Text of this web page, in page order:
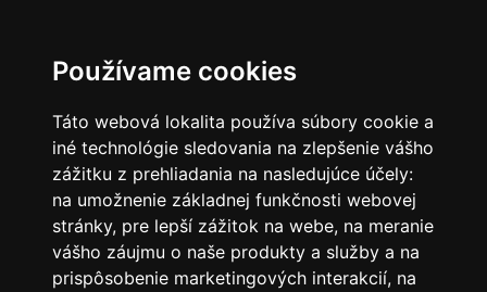
Používame cookies
Táto webová lokalita používa súbory cookie a
iné technológie sledovania na zlepšenie vášho
zážitku z prehliadania na nasledujúce účely:
na umožnenie základnej funkčnosti webovej
stránky, pre lepší zážitok na webe, na meranie
vášho záujmu o naše produkty a služby a na
prispôsobenie marketingových interakcií, na